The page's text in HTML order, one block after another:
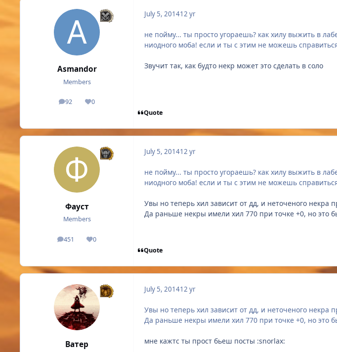
Asmandor
Members
92
posts 0
Reputation
July 5, 201412 yr
не пойму... ты просто угораешь? как хилу выжить в
ниодного моба! если и ты с этим не можешь
Звучит так, как будто некр может это сделать в соло
Quote
Фауст
Members
451
posts 0
Reputation
July 5, 201412 yr
не пойму... ты просто угораешь? как хилу выжить в
ниодного моба! если и ты с этим не можешь
Увы но теперь хил зависит от дд, и неточеного некра
Да раньше некры имели хил 770 при точке +0, но это
Quote
Ватер
July 5, 201412 yr
Увы но теперь хил зависит от дд, и неточеного некра
Да раньше некры имели хил 770 при точке +0, но это
мне кажтс ты прост бьеш посты :snorlax: